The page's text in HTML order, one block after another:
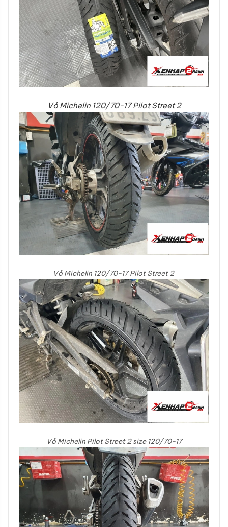
Vỏ Michelin 120/70-17 Pilot Street 2
Vỏ Michelin 120/70-17 Pilot Street 2
Vỏ Michelin Pilot Street 2 size 120/70-17